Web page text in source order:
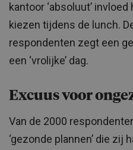
kantoor ‘absoluut’
kiezen tijdens de lunch.
respondenten zegt een
een ‘vrolijke’ dag.
Excuus voor
Van de 2000
‘gezonde plannen’ die zij